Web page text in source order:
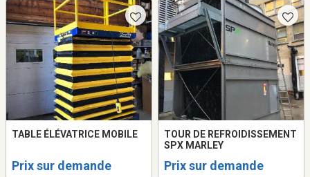
TABLE ÉLÉVATRICE MOBILE
Prix sur demande
TOUR DE REFROIDISSEMENT
SPX MARLEY
Prix sur demande